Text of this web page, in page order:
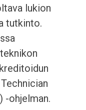
lukion
tutkinto.
-ohjelman.